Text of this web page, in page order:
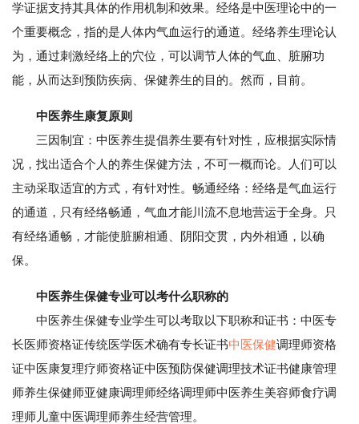
学证据支持其具体的作用机制和效果。经络是中医理论中的一
个重要概念，指的是人体内气血运行的通道。经络养生理论认
为，通过刺激经络上的穴位，可以调节人体的气血、脏腑功
能，从而达到预防疾病、保健养生的目的。然而，目前。
中医养生康复原则
三因制宜：中医养生提倡养生要有针对性，应根据实际情
况，找出适合个人的养生保健方法，不可一概而论。人们可以
主动采取适宜的方式，有针对性。畅通经络：经络是气血运行
的通道，只有经络畅通，气血才能川流不息地营运于全身。只
有经络通畅，才能使脏腑相通、阴阳交贯，内外相通，以确
保。
中医养生保健专业可以考什么职称的
中医养生保健专业学生可以考取以下职称和证书：中医专
长医师资格证传统医学医术确有专长证书中医保健调理师资格
证中医康复理疗师资格证中医预防保健调理技术证书健康管理
师养生保健师亚健康调理师经络调理师中医养生美容师食疗调
理师儿童中医调理师养生经营管理。